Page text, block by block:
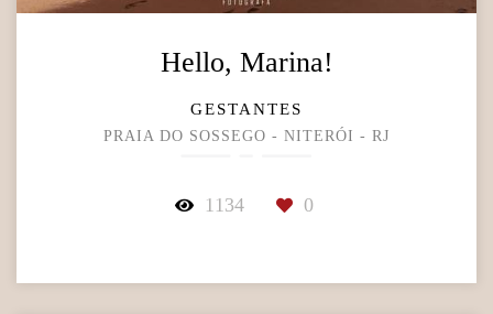
Hello, Marina!
GESTANTES
PRAIA DO SOSSEGO - NITERÓI - RJ
1134 0